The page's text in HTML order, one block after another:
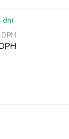
dní